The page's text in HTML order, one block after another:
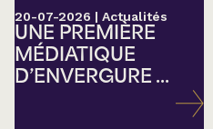
20-07-2026 | Actualités
UNE PREMIÈRE
MÉDIATIQUE
D’ENVERGURE ...